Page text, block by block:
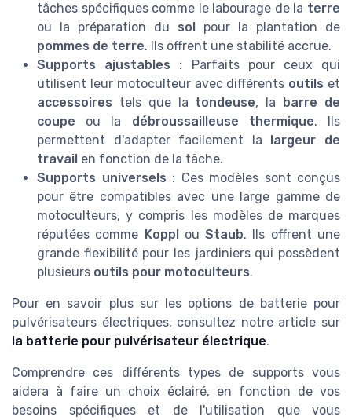
tâches spécifiques comme le labourage de la terre
ou la préparation du sol
pour la plantation de
pommes de terre. Ils offrent une stabilité accrue.
Supports ajustables : Parfaits pour ceux qui
utilisent leur motoculteur avec différents outils et
accessoires tels que la tondeuse, la
barre de
coupe ou la débroussailleuse thermique. Ils
permettent d'adapter facilement la
largeur de
travail en fonction de la tâche.
Supports universels : Ces modèles sont conçus
pour être compatibles avec une large gamme de
motoculteurs, y compris les modèles de marques
réputées comme Koppl ouStaub. Ils offrent une
grande flexibilité pour les jardiniers qui possèdent
plusieurs outils pour motoculteurs.
Pour en savoir plus sur les options de batterie pour
pulvérisateurs électriques, consultez notre article sur
la batterie pour pulvérisateur électrique.
Comprendre ces différents types de supports vous
aidera à faire un choix éclairé, en fonction de vos
besoins spécifiques et de l'utilisation que vous